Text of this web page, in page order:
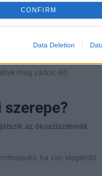
CONFIRM
Data Deletion
a szumátrai tigris
alfajai márkihaltak, és a
meg vadon élő
az ökoszisztémák
ha van elegendő